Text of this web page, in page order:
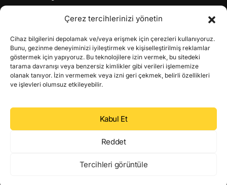
Çerez tercihlerinizi yönetin
Cihaz bilgilerini depolamak ve/veya erişmek için çerezleri kullanıyoruz.
Bunu, gezinme deneyiminizi iyileştirmek ve kişiselleştirilmiş reklamlar
göstermek için yapıyoruz. Bu teknolojilere izin vermek, bu sitedeki
tarama davranışı veya benzersiz kimlikler gibi verileri işlememize
olanak tanıyor. İzin vermemek veya izni geri çekmek, belirli özellikleri
ve işlevleri olumsuz etkileyebilir.
Kabul Et
Reddet
Tercihleri görüntüle
Yapay Zeka (AI) Coinleri
Gaming Coinleri
RWA Coinleri
DeFi Coinleri
DePIN Coinleri
Metaverse Coinleri
Web 3.0 Coinleri
Coin Türevleri